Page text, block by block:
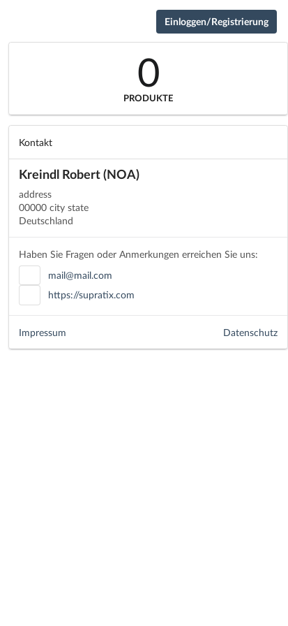
Einloggen/Registrierung
0
PRODUKTE
Kontakt
Kreindl Robert (NOA)
address
00000 city state
Deutschland
Haben Sie Fragen oder Anmerkungen erreichen Sie uns:
mail@mail.com
https://supratix.com
Datenschutz
Impressum